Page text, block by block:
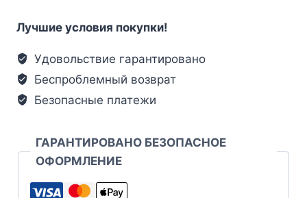
Лучшие условия покупки!
Удовольствие гарантировано
Беспроблемный возврат
Безопасные платежи
ГАРАНТИРОВАНО БЕЗОПАСНОЕ
ОФОРМЛЕНИЕ